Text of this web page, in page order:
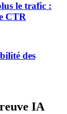
le trafic :
CTR
des
IA